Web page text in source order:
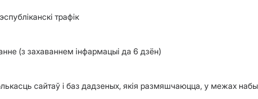
трафік
(з захаваннем інфармацыі да 6 дзён)
сайтаў і баз дадзеных, якія размяшчаюцца, у межах